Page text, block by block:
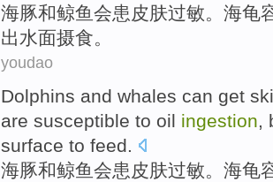
海豚和鲸鱼会患 皮肤过敏。 海龟
出水面摄食。
youdao
Dolphins and whales can get
are susceptible to oil ingestion,
surface to feed.
海豚和鲸鱼会患 皮肤过敏。 海龟